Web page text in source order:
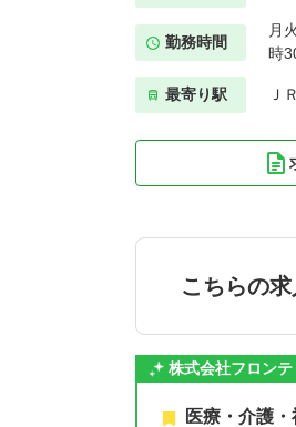
勤務時間
月
時
最寄り駅 Ｊ
こちらの
株式会社フロン
医療・介護